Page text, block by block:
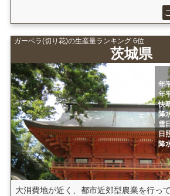
ガーベラ(切り花)の生産量ランキング 6位
茨城県
年
年
快
降
雪
日
降
大消費地が近く、都市近郊型農業を行っ